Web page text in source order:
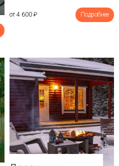
от 4 600 ₽ Подробнее